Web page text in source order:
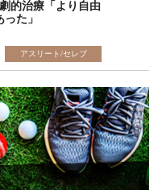
的治療「より自由
た」
アスリート/セレブ